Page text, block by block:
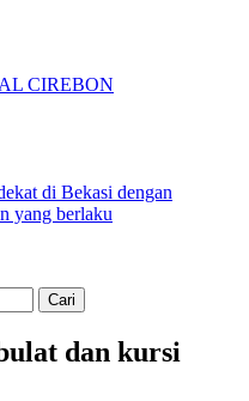
CIREBON
di Bekasi dengan
yang berlaku
dan kursi